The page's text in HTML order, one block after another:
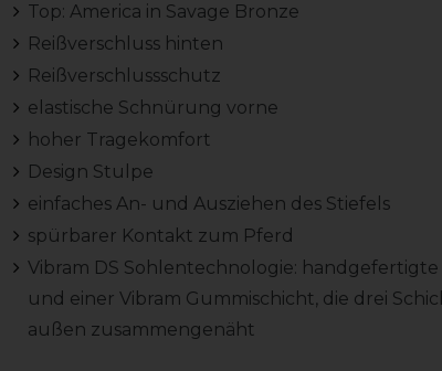
Top: America in Savage Bronze
Reißverschluss hinten
Reißverschlussschutz
elastische Schnürung vorne
hoher Tragekomfort
Design Stulpe
einfaches An- und Ausziehen des Stiefels
spürbarer Kontakt zum Pferd
Vibram DS Sohlentechnologie:
und einer Vibram Gummischicht, die drei
außen zusammengenäht